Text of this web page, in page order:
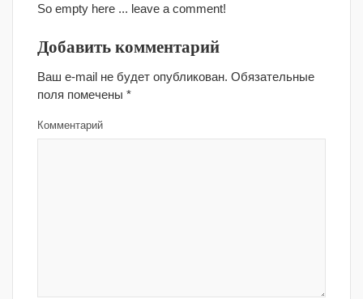
So empty here ... leave a comment!
Добавить комментарий
Ваш e-mail не будет опубликован. Обязательные
поля помечены *
Комментарий